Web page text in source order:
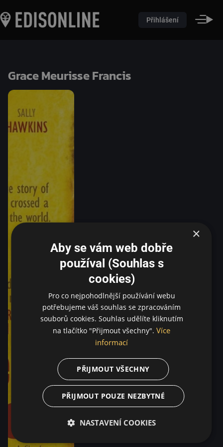
Přihlášení
Grace Meurisse Francis
×
Aby se vám web dobře
používal (Souhlas s
cookies)
Pro co nejpohodlnější používání webu
potřebujeme váš souhlas se zpracováním
souborů cookies. Souhlas udělíte kliknutím
na tlačítko "Přijmout všechny". Více
informací
PŘIJMOUT VŠECHNY
PŘIJMOUT POUZE NEZBYTNÉ
NASTAVENÍ COOKIES